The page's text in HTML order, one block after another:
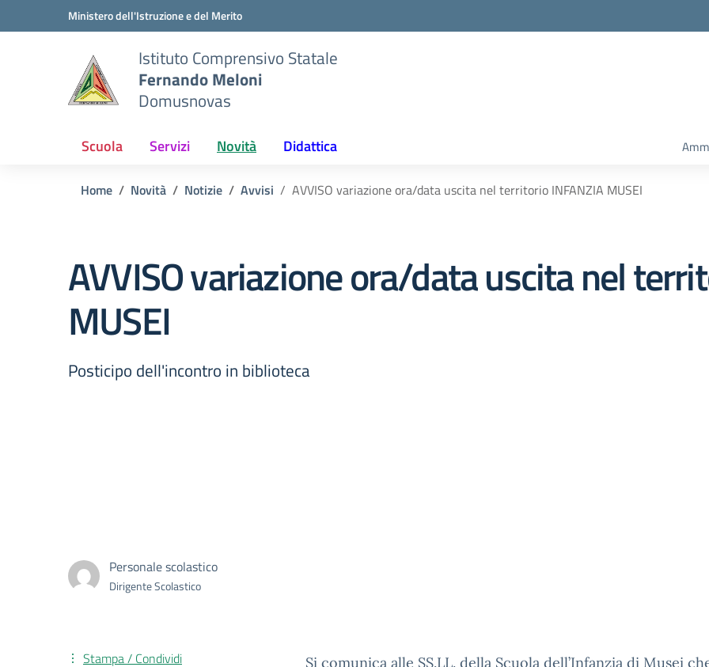
Vai ai contenuti
Vai al menu di navigazioneMinistero dell'Istruzione e del Merito
Istituto Comprensivo Statale
Fernando Meloni
Domusnovas
Scuola Servizi Novità Didattica
Home Novità Notizie Avvisi AVVISO variazione ora/data uscita nel territorio INFANZIA MUSEI
AVVISO variazione ora/data uscita nel
MUSEI
Posticipo dell'incontro in biblioteca
Personale scolastico
Dirigente Scolastico
Si comunica alle SS.LL. della Scuola dell’Infanzia di Musei
Stampa / Condividi